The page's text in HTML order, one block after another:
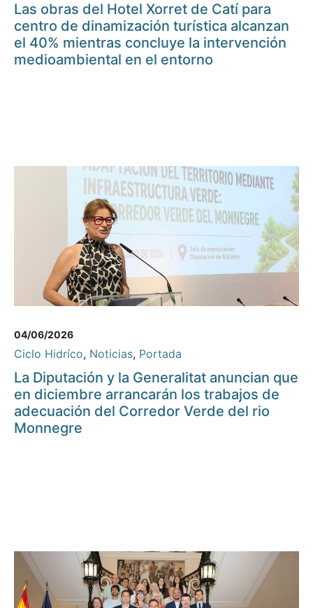
Las obras del Hotel Xorret de Catí para
centro de dinamización turística alcanzan
el 40% mientras concluye la intervención
medioambiental en el entorno
04/06/2026
Ciclo Hidríco, Noticias, Portada
La Diputación y la Generalitat anuncian que
en diciembre arrancarán los trabajos de
adecuación del Corredor Verde del rio
Monnegre